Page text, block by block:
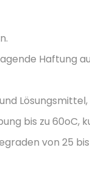
Haftung
bis zu 60oC,
von 25